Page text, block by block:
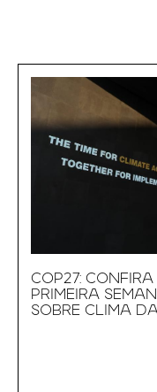
COP27:
PRIMEIRA
SOBRE CLIMA